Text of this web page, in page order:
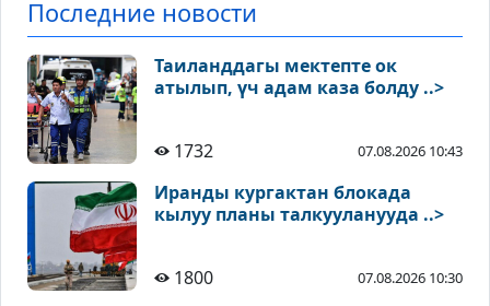
Последние новости
Таиланддагы мектепте ок
атылып, үч адам каза болду ..>
1732 07.08.2026 10:43
Иранды кургактан блокада
кылуу планы талкууланууда ..>
1800 07.08.2026 10:30